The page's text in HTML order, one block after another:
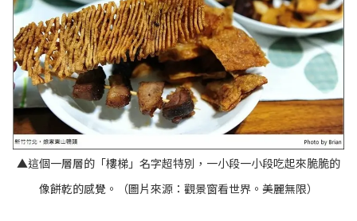
▲這個一層層的「樓梯」名字超特別，一小段一小段吃起來脆脆的
像餅乾的感覺。（圖片來源： 觀景窗看世界。美麗無限）